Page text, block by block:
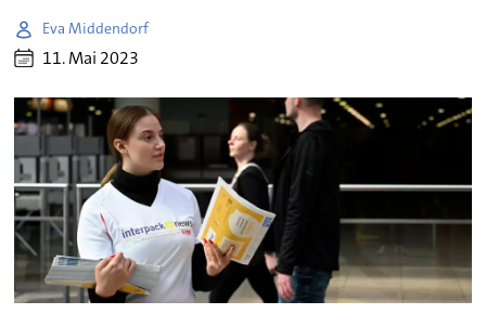
Eva Middendorf
11. Mai 2023